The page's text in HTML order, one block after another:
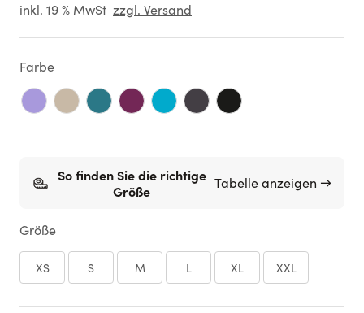
inkl. 19 % MwSt zzgl. Versand
Farbe
So finden Sie die richtige
Größe
Tabelle anzeigen →
Größe
XS S M L XL XXL